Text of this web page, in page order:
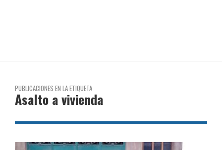
PUBLICACIONES EN LA ETIQUETA
Asalto a vivienda